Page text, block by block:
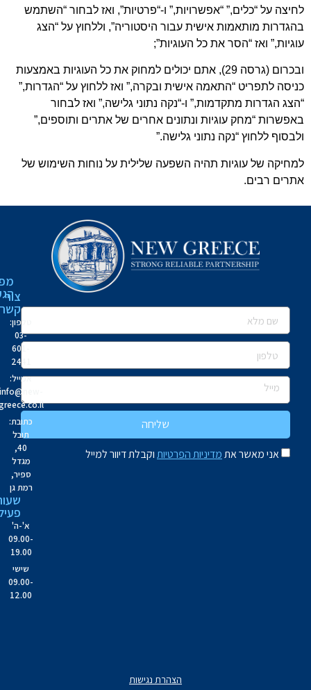
על “כלים,” “אפשרויות,” ו-“פרטיות”, ואז לבחור “השתמש
מותאמות אישית עבור היסטוריה”, וללחוץ על “הצג
ואז “הסר את כל העוגיות”;
ובכרום (גרסה 29), אתם יכולים למחוק את כל העוגיות באמצעות
לתפריט “התאמה אישית ובקרה,” ואז ללחוץ על “הגדרות,”
הגדרות מתקדמות,” ו-“נקה נתוני גלישה,” ואז לבחור
“מחק עוגיות ונתונים אחרים של אתרים ותוספים,”
ללחוץ “נקה נתוני גלישה.”
של עוגיות תהיה השפעה שלילית על נוחות השימוש של
רבים.
אני מאשר אתמדיניות הפרטיותוקבלת דיוור למייל
שליחה
צור
קשר
03-
אמייל:
info@new-
greece.co.il
כתובת:
תובל
מגדל
ספיר,
רמת גן
שעות
פעילות
א'-ה'
09.00-
19.00
שישי
09.00-
12.00
מפת
הגעה
הצהרת נגישות